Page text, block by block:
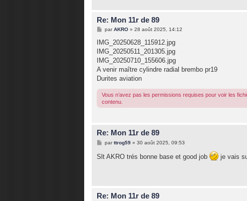
Re: Mon 11r de 89
M
s
a
g
parAKRO» 28 août 2025, 14:12
IMG_20250628_115912.jpg
IMG_20250511_201305.jpg
IMG_20250710_155606.jpg
A venir maître cylindre radial brembo pr19
Durites aviation
Vous n’avez pas les permissions requises pour voir les
contenu.
Re: Mon 11r de 89
M
s
s
parttrog59» 30 août 2025, 09:53
Slt AKRO trés bonne base et good job je vais
Re: Mon 11r de 89